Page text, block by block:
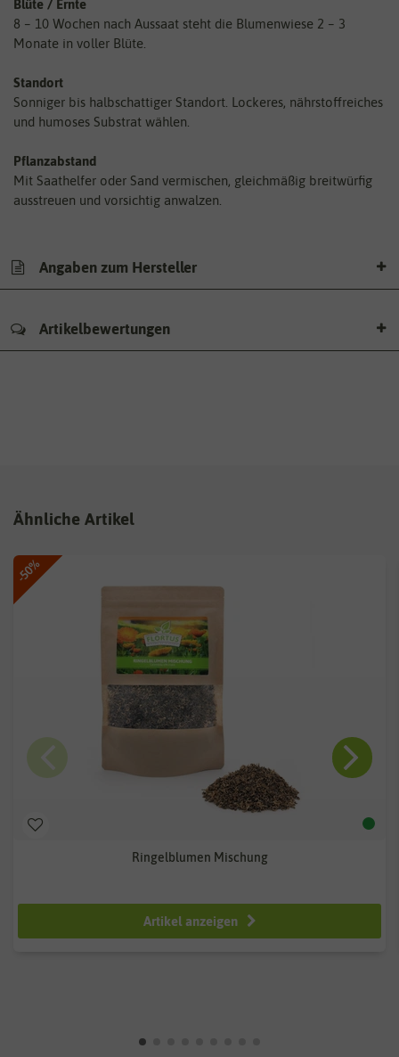
Blüte / Ernte
8 – 10 Wochen nach Aussaat steht die Blumenwiese 2 – 3
Monate in voller Blüte.
Standort
Sonniger bis halbschattiger Standort. Lockeres, nährstoffreiches
und humoses Substrat wählen.
Pflanzabstand
Mit Saathelfer oder Sand vermischen, gleichmäßig breitwürfig
ausstreuen und vorsichtig anwalzen.
Angaben zum Hersteller
Artikelbewertungen
Ähnliche Artikel
-50%
Ringelblumen Mischung
Artikel anzeigen